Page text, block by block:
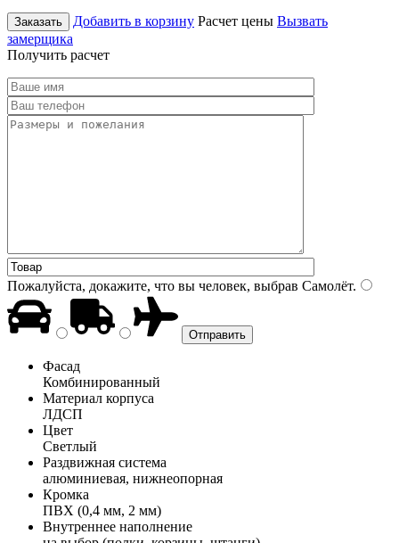
Заказать Добавить в корзину Расчет цены Вызвать
замерщика
Получить расчет
Пожалуйста, докажите, что вы человек, выбрав Самолёт.
Фасад
Комбинированный
Материал корпуса
ЛДСП
Цвет
Светлый
Раздвижная система
алюминиевая, нижнеопорная
Кромка
ПВХ (0,4 мм, 2 мм)
Внутреннее наполнение